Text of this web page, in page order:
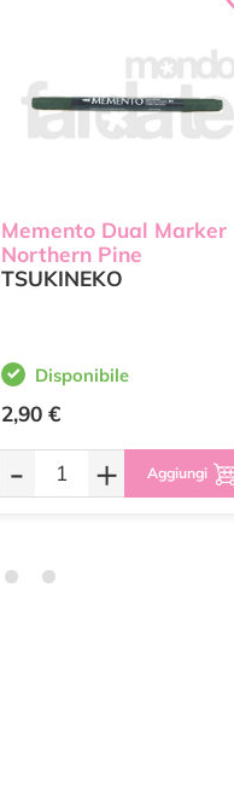
Memento Dual Marker
Northern Pine
TSUKINEKO
Disponibile
2,90 €
- + Aggiungi